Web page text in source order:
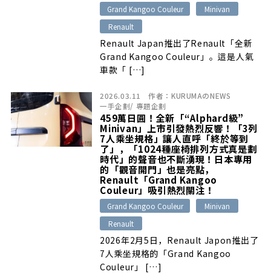
Grand Kangoo Couleur
Minivan
Renault
Renault Japan推出了Renault「全新
Grand Kangoo Couleur」。這是人氣
車款「 […]
2026.03.11 作者： KURUMAのNEWS
一手企劃/ 專題企劃
459萬日圓！全新「“Alphard級”
Minivan」上市引發熱烈反響！「3列
7人乘坐規格」讓人直呼「終於等到
了」，「1024種座椅排列方式真是劃
時代」的聲音也不斷湧現！日本專用
的「觀音開門」也是亮點，
Renault「Grand Kangoo
Couleur」吸引熱烈關注！
Grand Kangoo Couleur
Minivan
Renault
2026年2月5日，Renault Japon推出了
7人乘坐規格的「Grand Kangoo
Couleur」 […]